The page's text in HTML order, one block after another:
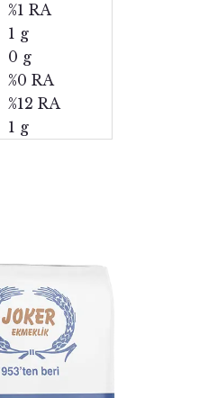
%1 RA
1 g
0 g
%0 RA
%12 RA
1 g